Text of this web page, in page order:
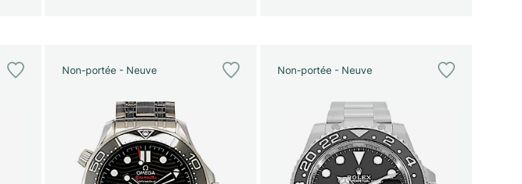
Non-portée - Neuve Non-portée - Neuve